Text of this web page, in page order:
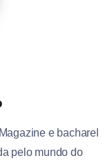
e bacharel
pelo mundo do